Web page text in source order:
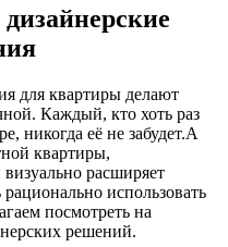
для квартиры делают
Каждый, кто хоть раз
никогда её не забудет.А
квартиры,
расширяет
использовать
посмотреть на
решений.